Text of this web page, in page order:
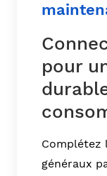
pour
Complétez
généraux